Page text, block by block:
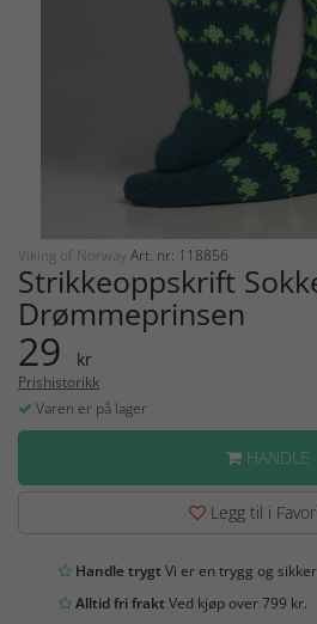
Viking of Norway Art. nr: 118856
Strikkeoppskrift
Drømmeprinsen
29 kr
Prishistorikk
Varen er på lager
HANDLE
Legg til i
Handle trygtVi er en trygg og
Alltid fri fraktVed kjøp over 799 kr.